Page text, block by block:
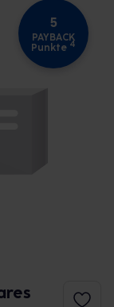
5
PAYBACK
Punkte 4